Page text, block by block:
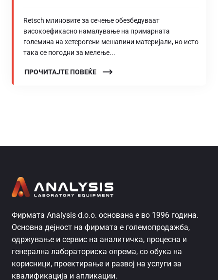
Retsch млиновите за сечење обезбедуваат
високоефикасно намалување на примарната
големина на хетерогени мешавини материјали, но исто
така се погодни за мелење...
ПРОЧИТАЈТЕ ПОВЕЌЕ
Фирмата Analysis d.o.o. основана е во 1996 година.
Основна дејност на фирмата е големопродажба,
одржување и сервис на аналитичка, процесна и
генерална лабораториска опрема, со обука на
корисници, проектирање и развој на услуги за
квалификација и апликации.